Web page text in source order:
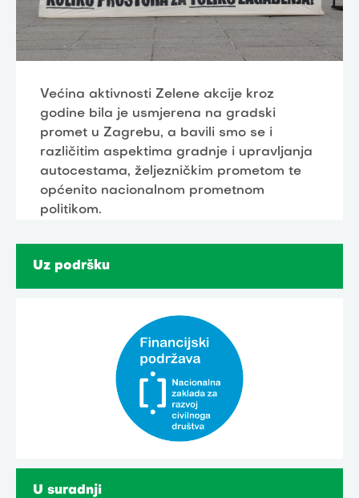
Većina aktivnosti Zelene akcije kroz
godine bila je usmjerena na gradski
promet u Zagrebu, a bavili smo se i
različitim aspektima gradnje i upravljanja
autocestama, željezničkim prometom te
općenito nacionalnom prometnom
politikom.
Uz podršku
U suradnji